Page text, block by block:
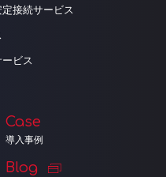
接続サービス
ビス
Case
導入事例
Blog